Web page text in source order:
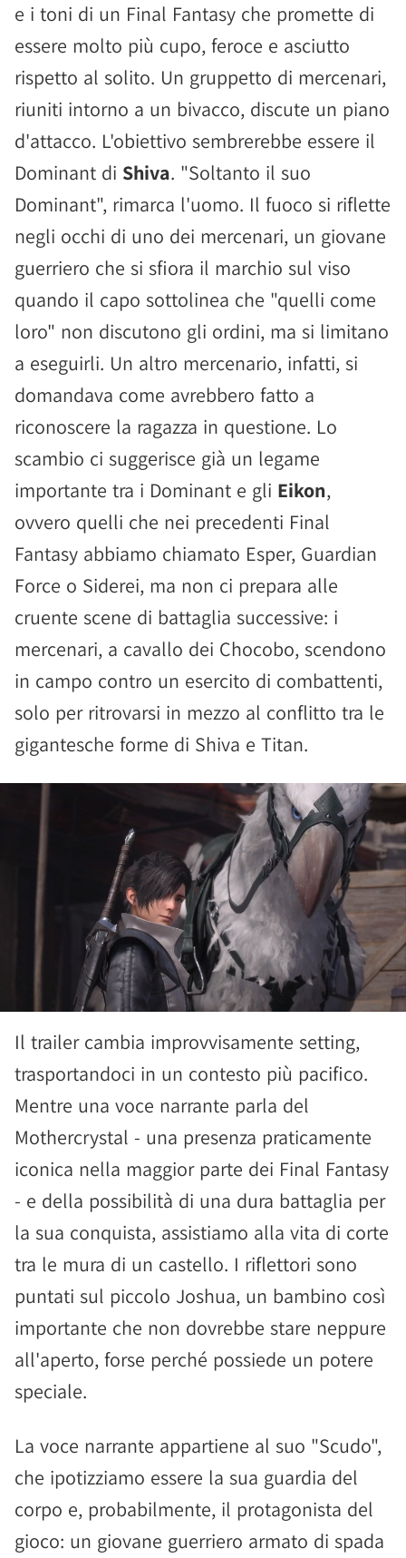
e i toni di un Final Fantasy che promette di
essere molto più cupo, feroce e asciutto
rispetto al solito. Un gruppetto di mercenari,
riuniti intorno a un bivacco, discute un piano
d'attacco. L'obiettivo sembrerebbe essere il
Dominant di Shiva. "Soltanto il suo
Dominant", rimarca l'uomo. Il fuoco si riflette
negli occhi di uno dei mercenari, un giovane
guerriero che si sfiora il marchio sul viso
quando il capo sottolinea che "quelli come
loro" non discutono gli ordini, ma si limitano
a eseguirli. Un altro mercenario, infatti, si
domandava come avrebbero fatto a
riconoscere la ragazza in questione. Lo
scambio ci suggerisce già un legame
importante tra i Dominant e gli Eikon,
ovvero quelli che nei precedenti Final
Fantasy abbiamo chiamato Esper, Guardian
Force o Siderei, ma non ci prepara alle
cruente scene di battaglia successive: i
mercenari, a cavallo dei Chocobo, scendono
in campo contro un esercito di combattenti,
solo per ritrovarsi in mezzo al conflitto tra le
gigantesche forme di Shiva e Titan.
Il trailer cambia improvvisamente setting,
trasportandoci in un contesto più pacifico.
Mentre una voce narrante parla del
Mothercrystal - una presenza praticamente
iconica nella maggior parte dei Final Fantasy
- e della possibilità di una dura battaglia per
la sua conquista, assistiamo alla vita di corte
tra le mura di un castello. I riflettori sono
puntati sul piccolo Joshua, un bambino così
importante che non dovrebbe stare neppure
all'aperto, forse perché possiede un potere
speciale.
La voce narrante appartiene al suo "Scudo",
che ipotizziamo essere la sua guardia del
corpo e, probabilmente, il protagonista del
gioco: un giovane guerriero armato di spada